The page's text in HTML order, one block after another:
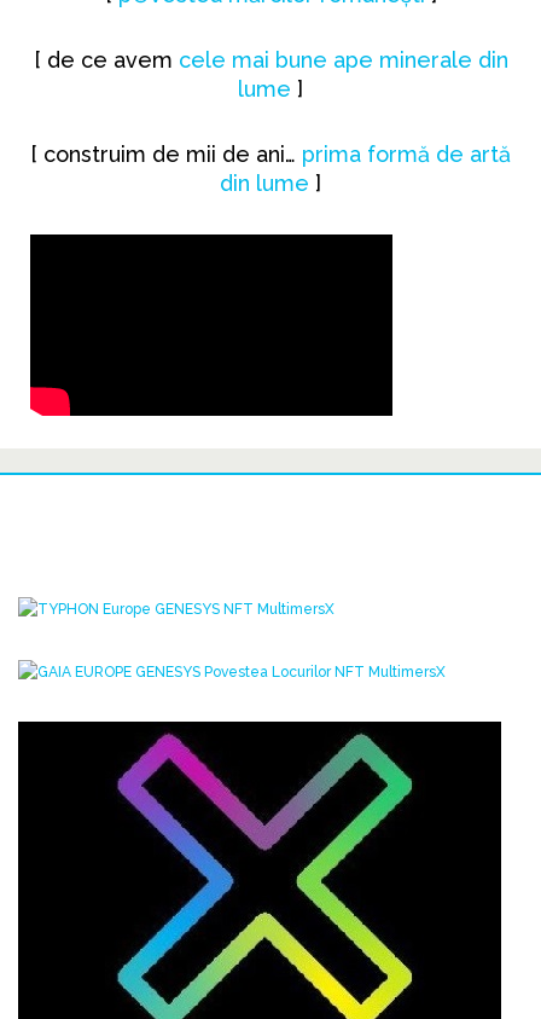
[ de ce avem cele mai bune ape minerale din
lume ]
[ construim de mii de ani… prima formă de artă
din lume ]